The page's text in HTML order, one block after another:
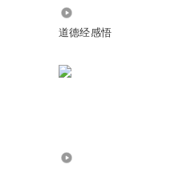
道德经感悟